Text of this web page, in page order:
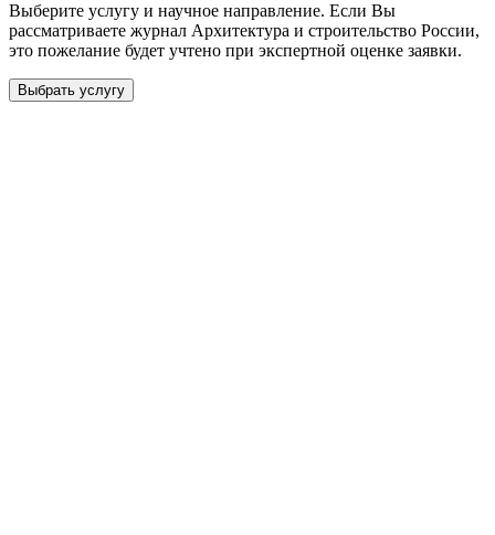
Выберите услугу и научное направление. Если Вы
рассматриваете журнал Архитектура и строительство России,
это пожелание будет учтено при экспертной оценке заявки.
Выбрать услугу